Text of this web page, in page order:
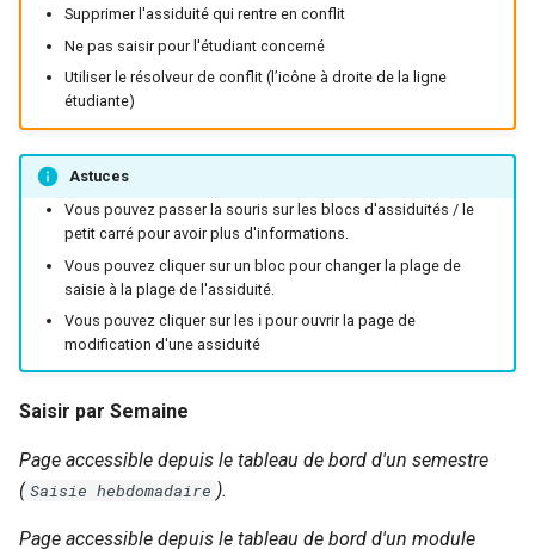
Supprimer l'assiduité qui rentre en conflit
Ne pas saisir pour l'étudiant concerné
Utiliser le résolveur de conflit (l’icône à droite de la ligne
étudiante)
Astuces
Vous pouvez passer la souris sur les blocs d'assiduités / le
petit carré pour avoir plus d'informations.
Vous pouvez cliquer sur un bloc pour changer la plage de
saisie à la plage de l'assiduité.
Vous pouvez cliquer sur les ℹ️ pour ouvrir la page de
modification d'une assiduité
Saisir par Semaine
Page accessible depuis le tableau de bord d'un semestre
( Saisie hebdomadaire ).
Page accessible depuis le tableau de bord d'un module